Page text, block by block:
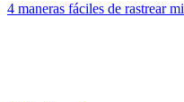
4 maneras fáciles de rastrear